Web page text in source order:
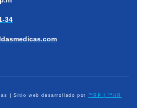
34
| Sitio web desarrollado por ™RP | ™HR